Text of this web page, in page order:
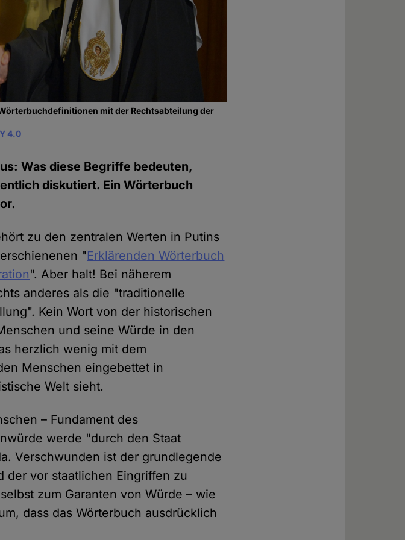
mit der Rechtsabteilung der
4.0
Was diese Begriffe bedeuten,
diskutiert. Ein Wörterbuch
zu den zentralen Werten in Putins
"Erklärenden Wörterbuch
". Aber halt! Bei näherem
anderes als die "traditionelle
Kein Wort von der historischen
und seine Würde in den
herzlich wenig mit dem
Menschen eingebettet in
Welt sieht.
– Fundament des
werde "durch den Staat
Verschwunden ist der grundlegende
der vor staatlichen Eingriffen zu
zum Garanten von Würde – wie
dass das Wörterbuch ausdrücklich